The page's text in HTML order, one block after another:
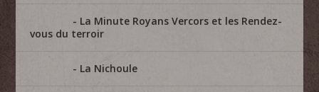
La Minute Royans Vercors et les Rendez-
vous du terroir
La Nichoule